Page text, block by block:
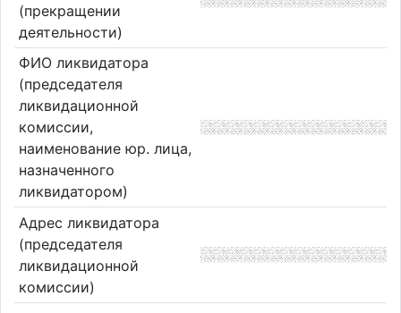
(прекращении
деятельности)
ФИО ликвидатора
(председателя
ликвидационной
комиссии,
наименование юр. лица,
назначенного
ликвидатором)
Адрес ликвидатора
(председателя
ликвидационной
комиссии)